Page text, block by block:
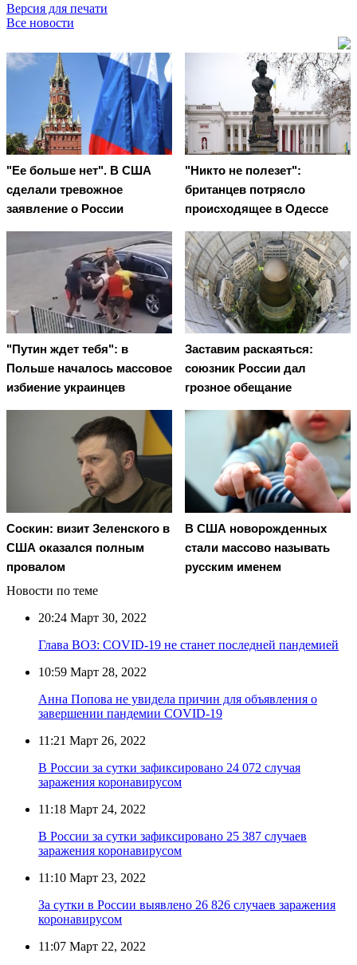
Версия для печати
Все новости
"Ее больше нет". В США
сделали тревожное
заявление о России
"Никто не полезет":
британцев потрясло
происходящее в Одессе
"Путин ждет тебя": в
Польше началось массовое
избиение украинцев
Заставим раскаяться:
союзник России дал
грозное обещание
Соскин: визит Зеленского в
США оказался полным
провалом
В США новорожденных
стали массово называть
русским именем
Новости по теме
20:24 Март 30, 2022
Глава ВОЗ: COVID-19 не станет последней пандемией
10:59 Март 28, 2022
Анна Попова не увидела причин для объявления о
завершении пандемии COVID-19
11:21 Март 26, 2022
В России за сутки зафиксировано 24 072 случая
заражения коронавирусом
11:18 Март 24, 2022
В России за сутки зафиксировано 25 387 случаев
заражения коронавирусом
11:10 Март 23, 2022
За сутки в России выявлено 26 826 случаев заражения
коронавирусом
11:07 Март 22, 2022